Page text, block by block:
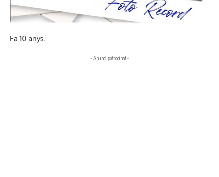
Fa 10 anys.
- Anunci patrocinat -